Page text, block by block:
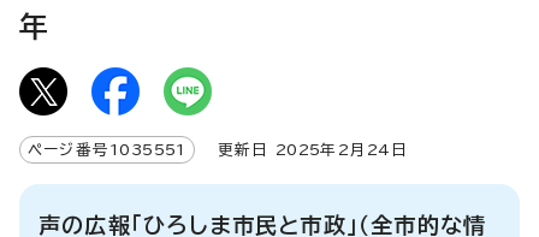
年
ページ番号 1035551 更新日 2025年2月 24 日
声の広報「ひろしま市民と市政」（全市的な情